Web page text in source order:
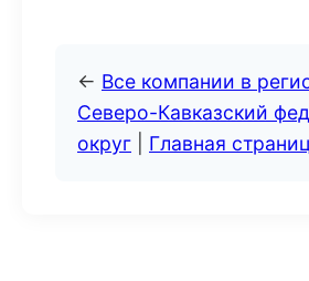
← Все компании в
Северо-Кавказский
округ
Главная